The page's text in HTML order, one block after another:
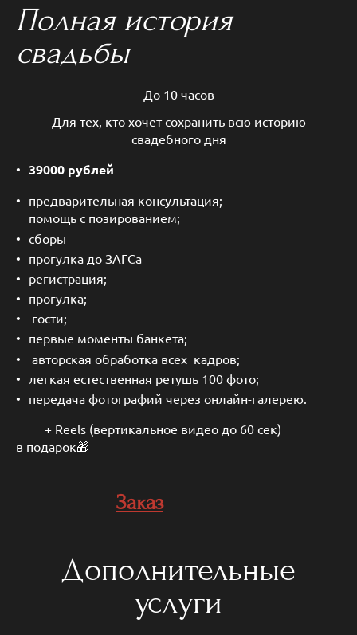
Полная история
свадьбы
До 10 часов
Для тех, кто хочет сохранить всю историю
свадебного дня
39000 рублей
предварительная консультация;
помощь с позированием;
сборы
прогулка до ЗАГСа
регистрация;
прогулка;
гости;
первые моменты банкета;
авторская обработка всех кадров;
легкая естественная ретушь 100 фото;
передача фотографий через онлайн-галерею.
+ Reels (вертикальное видео до 60 сек)
в подарок🎁
Заказ
Дополнительные
услуги